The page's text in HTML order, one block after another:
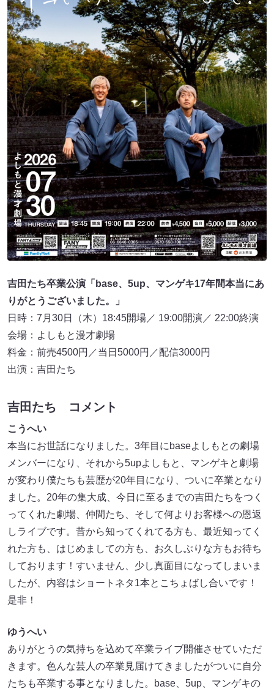
吉田たち卒業公演「base、5up、マンゲキ17年間本当にあ
りがとうございました。」
日時：7月30日（木）18:45開場／ 19:00開演／ 22:00終演
会場：よしもと漫才劇場
料金：前売4500円／当日5000円／配信3000円
出演：吉田たち
吉田たち コメント
こうへい
本当にお世話になりました。3年目にbaseよしもとの劇場
メンバーになり、それから5upよしもと、マンゲキと劇場
が変わり僕たちも芸歴が20年目になり、ついに卒業となり
ました。20年の集大成、今日に至るまでの吉田たちをつく
ってくれた劇場、仲間たち、そして何よりお客様への恩返
しライブです。昔から知ってくれてる方も、最近知ってく
れた方も、はじめましての方も、お久しぶりな方もお待ち
しております！すいません、少し真面目になってしまいま
したが、内容はショートネタ1本とこちょばし合いです！
是非！
ゆうへい
ありがとうの気持ちを込めて卒業ライブ開催させていただ
きます。色んな芸人の卒業見届けてきましたがついに自分
たちも卒業する事となりました。base、5up、マンゲキの